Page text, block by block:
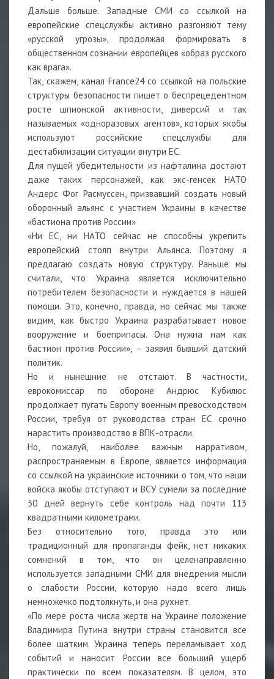
Дальше больше. Западные СМИ со ссылкой на
европейские спецслужбы активно разгоняют тему
«русской угрозы», продолжая формировать в
общественном сознании европейцев «образ русского
как врага».
Так, скажем, канал France24 со ссылкой на польские
структуры безопасности пишет о беспрецедентном
росте шпионской активности, диверсий и так
называемых «одноразовых агентов», которых якобы
используют российские спецслужбы для
дестабилизации ситуации внутри ЕС.
Для пущей убедительности из нафталина достают
даже таких персонажей, как экс-генсек НАТО
Андерс Фог Расмуссен, призвавший создать новый
оборонный альянс с участием Украины в качестве
«бастиона против России»
«Ни ЕС, ни НАТО сейчас не способны укрепить
европейский столп внутри Альянса. Поэтому я
предлагаю создать новую структуру. Раньше мы
считали, что Украина является исключительно
потребителем безопасности и нуждается в нашей
помощи. Это, конечно, правда, но сейчас мы также
видим, как быстро Украина разрабатывает новое
вооружение и боеприпасы. Она нужна нам как
бастион против России», – заявил бывший датский
политик.
Но и нынешние не отстают. В частности,
еврокомиссар по обороне Андрюс Кубилюс
продолжает пугать Европу военным превосходством
России, требуя от руководства стран ЕС срочно
нарастить производство в ВПК-отрасли.
Но, пожалуй, наиболее важным нарративом,
распространяемым в Европе, является информация
со ссылкой на украинские источники о том, что наши
войска якобы отступают и ВСУ сумели за последние
30 дней вернуть себе контроль над почти 113
квадратными километрами.
Без относительно того, правда это или
традиционный для пропаганды фейк, нет никаких
сомнений в том, что он целенаправленно
используется западными СМИ для внедрения мысли
о слабости России, которую надо всего лишь
немножечко подтолкнуть, и она рухнет.
«По мере роста числа жертв на Украине положение
Владимира Путина внутри страны становится все
более шатким. Украина теперь переламывает ход
событий и наносит России все больший ущерб
практически по всем показателям. В целом, это